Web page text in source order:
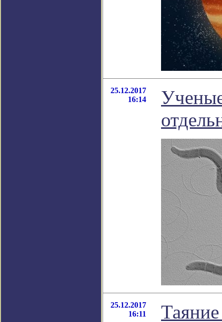
25.12.2017
16:14
25.12.2017
16:11